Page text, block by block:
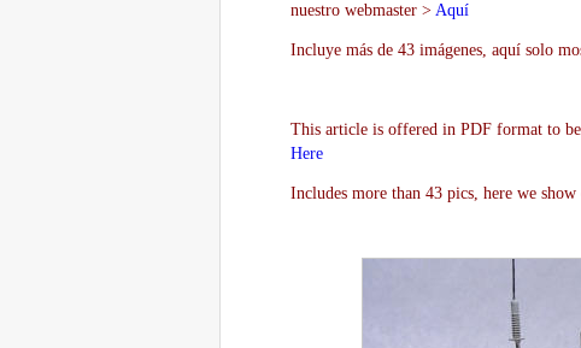
nuestro webmaster > Aquí
Incluye más de 43 imágenes, aquí solo
This article is offered in PDF format to
Here
Includes more than 43 pics, here we